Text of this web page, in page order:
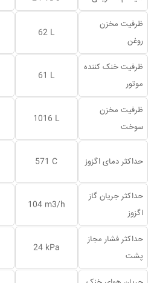
ظرفیت مخزن
روغن
62 L
ظرفیت خنک کننده
موتور
61 L
ظرفیت مخزن
سوخت
1016 L
حداکثر دمای اگزوز 571 C
حداکثر جریان گاز
اگزوز
104 m3/h
حداکثر فشار مجاز
پشت
24 kPa